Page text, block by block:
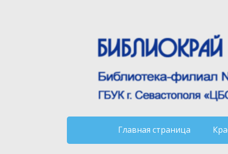
Главная страница